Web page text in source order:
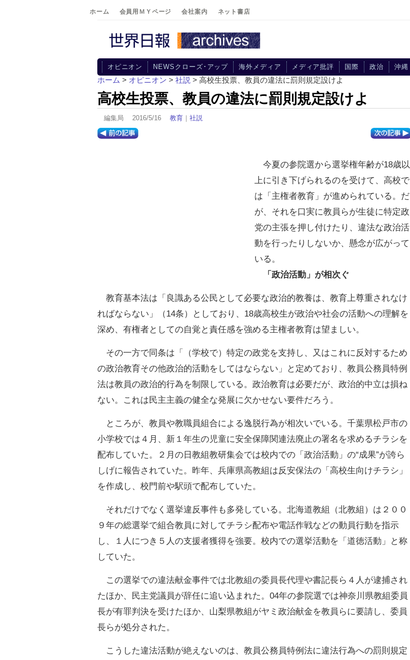
ホーム 会員用ＭＹページ 会社案内 ネット書店
オピニオン NEWSクローズ･アップ 海外メディア メディア批評 国際 政治 沖縄
ホーム > オピニオン > 社説 > 高校生投票、教員の違法に罰則規定設けよ
高校生投票、教員の違法に罰則規定設けよ
編集局 2016/5/16 教育 ｜ 社説
今夏の参院選から選挙権年齢が18歳以
上に引き下げられるのを受けて、高校で
は「主権者教育」が進められている。だ
が、それを口実に教員らが生徒に特定政
党の主張を押し付けたり、違法な政治活
動を行ったりしないか、懸念が広がって
いる。
「政治活動」が相次ぐ
教育基本法は「良識ある公民として必要な政治的教養は、教育上尊重されなけ
ればならない」（14条）としており、18歳高校生が政治や社会の活動への理解を
深め、有権者としての自覚と責任感を強める主権者教育は望ましい。
その一方で同条は「（学校で）特定の政党を支持し、又はこれに反対するため
の政治教育その他政治的活動をしてはならない」と定めており、教員公務員特例
法は教員の政治的行為を制限している。政治教育は必要だが、政治的中立は損ね
ない。これは民主主義の健全な発展に欠かせない要件だろう。
ところが、教員や教職員組合による逸脱行為が相次いでいる。千葉県松戸市の
小学校では４月、新１年生の児童に安全保障関連法廃止の署名を求めるチラシを
配布していた。２月の日教組教研集会では校内での「政治活動」の“成果”が誇ら
しげに報告されていた。昨年、兵庫県高教組は反安保法の「高校生向けチラシ」
を作成し、校門前や駅頭で配布していた。
それだけでなく選挙違反事件も多発している。北海道教組（北教組）は２００
９年の総選挙で組合教員に対してチラシ配布や電話作戦などの動員行動を指示
し、１人につき５人の支援者獲得を強要。校内での選挙活動を「道徳活動」と称
していた。
この選挙での違法献金事件では北教組の委員長代理や書記長ら４人が逮捕され
たほか、民主党議員が辞任に追い込まれた。04年の参院選では神奈川県教組委員
長が有罪判決を受けたほか、山梨県教組がヤミ政治献金を教員らに要請し、委員
長らが処分された。
こうした違法活動が絶えないのは、教員公務員特例法に違法行為への罰則規定